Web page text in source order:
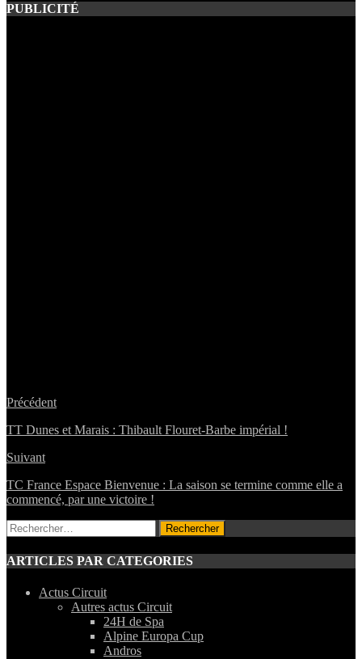
PUBLICITÉ
Précédent
TT Dunes et Marais : Thibault Flouret-Barbe impérial !
Suivant
TC France Espace Bienvenue : La saison se termine comme elle a
commencé, par une victoire !
Rechercher :
ARTICLES PAR CATEGORIES
Actus Circuit
Autres actus Circuit
24H de Spa
Alpine Europa Cup
Andros